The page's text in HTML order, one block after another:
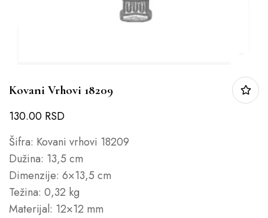
Kovani Vrhovi 18209
130.00 RSD
Šifra: Kovani vrhovi 18209
Dužina: 13,5 cm
Dimenzije: 6×13,5 cm
Težina: 0,32 kg
Materijal: 12×12 mm